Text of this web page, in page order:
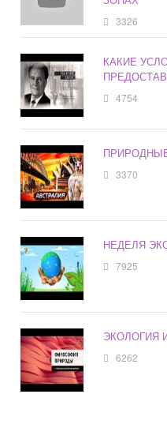
3326
КАКИЕ
4754
3370
НЕДЕЛЯ
7925
ЭКОЛОГИЯ
6262